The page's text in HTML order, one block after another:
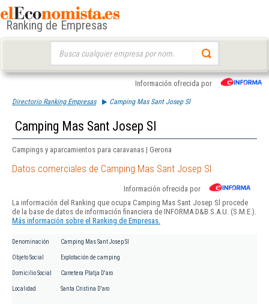
Ranking de Empresas
Información ofrecida por
Directorio Ranking Empresas Camping Mas Sant Josep Sl
Camping Mas Sant Josep Sl
Campings y aparcamientos para caravanas | Gerona
Datos comerciales de Camping Mas Sant Josep Sl
Información ofrecida por
La información del Ranking que ocupa Camping Mas Sant Josep Sl procede
de la base de datos de información financiera de INFORMA D&B S.A.U. (S.M.E.).
Más información sobre el Ranking de Empresas.
Denominación Camping Mas Sant Josep Sl
Objeto Social Explotación de camping
Domicilio Social Carretera Platja D'aro
Localidad Santa Cristina D'aro